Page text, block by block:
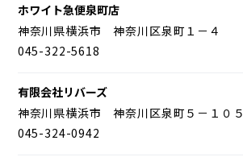
ホワイト急便泉町店
神奈川県横浜市 神奈川区泉町１－４
045-322-5618
有限会社リバーズ
神奈川県横浜市 神奈川区泉町５－１０５
045-324-0942